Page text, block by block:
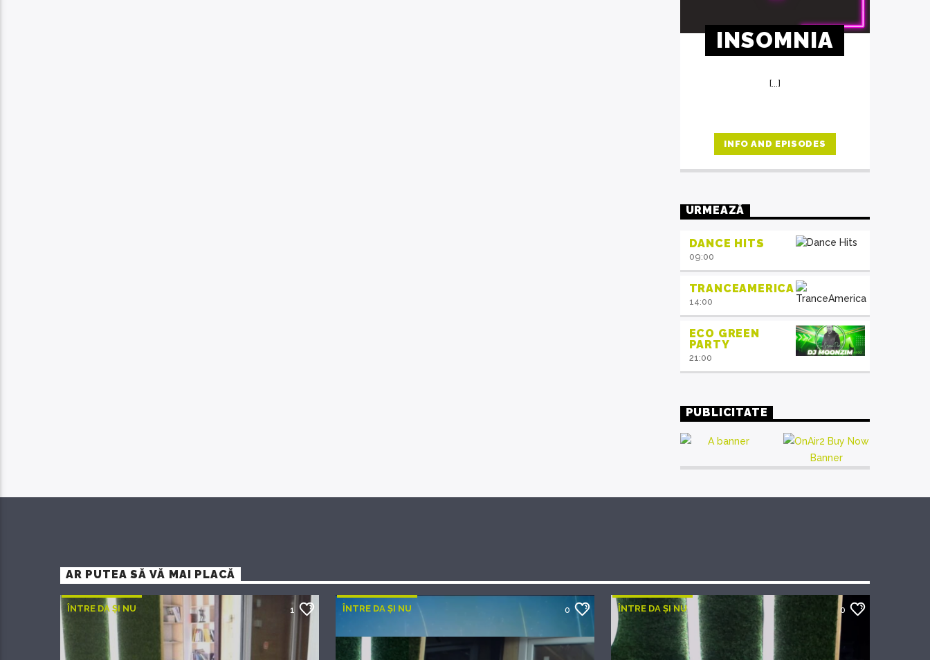
INSOMNIA
[...]
INFO AND EPISODES
URMEAZĂ
DANCE HITS
09:00
TRANCEAMERICA
14:00
ECO GREEN
PARTY
21:00
PUBLICITATE
AR PUTEA SĂ VĂ MAI PLACĂ
ÎNTRE DA ȘI NU 1 ÎNTRE DA ȘI NU 0 ÎNTRE DA ȘI NU 0